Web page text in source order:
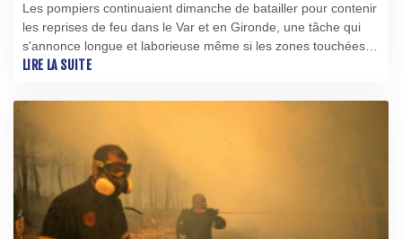
Les pompiers continuaient dimanche de batailler pour contenir
les reprises de feu dans le Var et en Gironde, une tâche qui
s'annonce longue et laborieuse même si les zones touchées
par les incendies sont restées stables.
LIRE LA SUITE